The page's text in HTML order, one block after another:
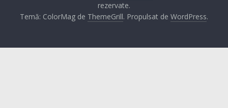
rezervate.
Temă: ColorMag de ThemeGrill. Propulsat de WordPress.